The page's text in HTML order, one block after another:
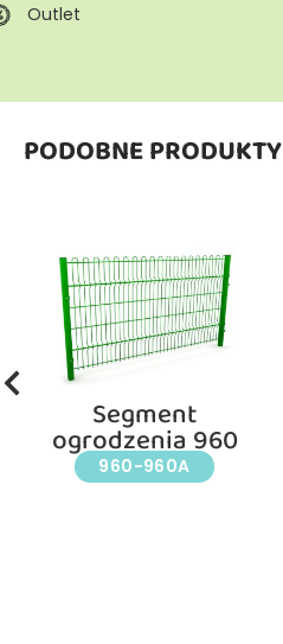
Outlet
PODOBNE PRODUKTY
Segment
ogrodzenia 960
960-960A